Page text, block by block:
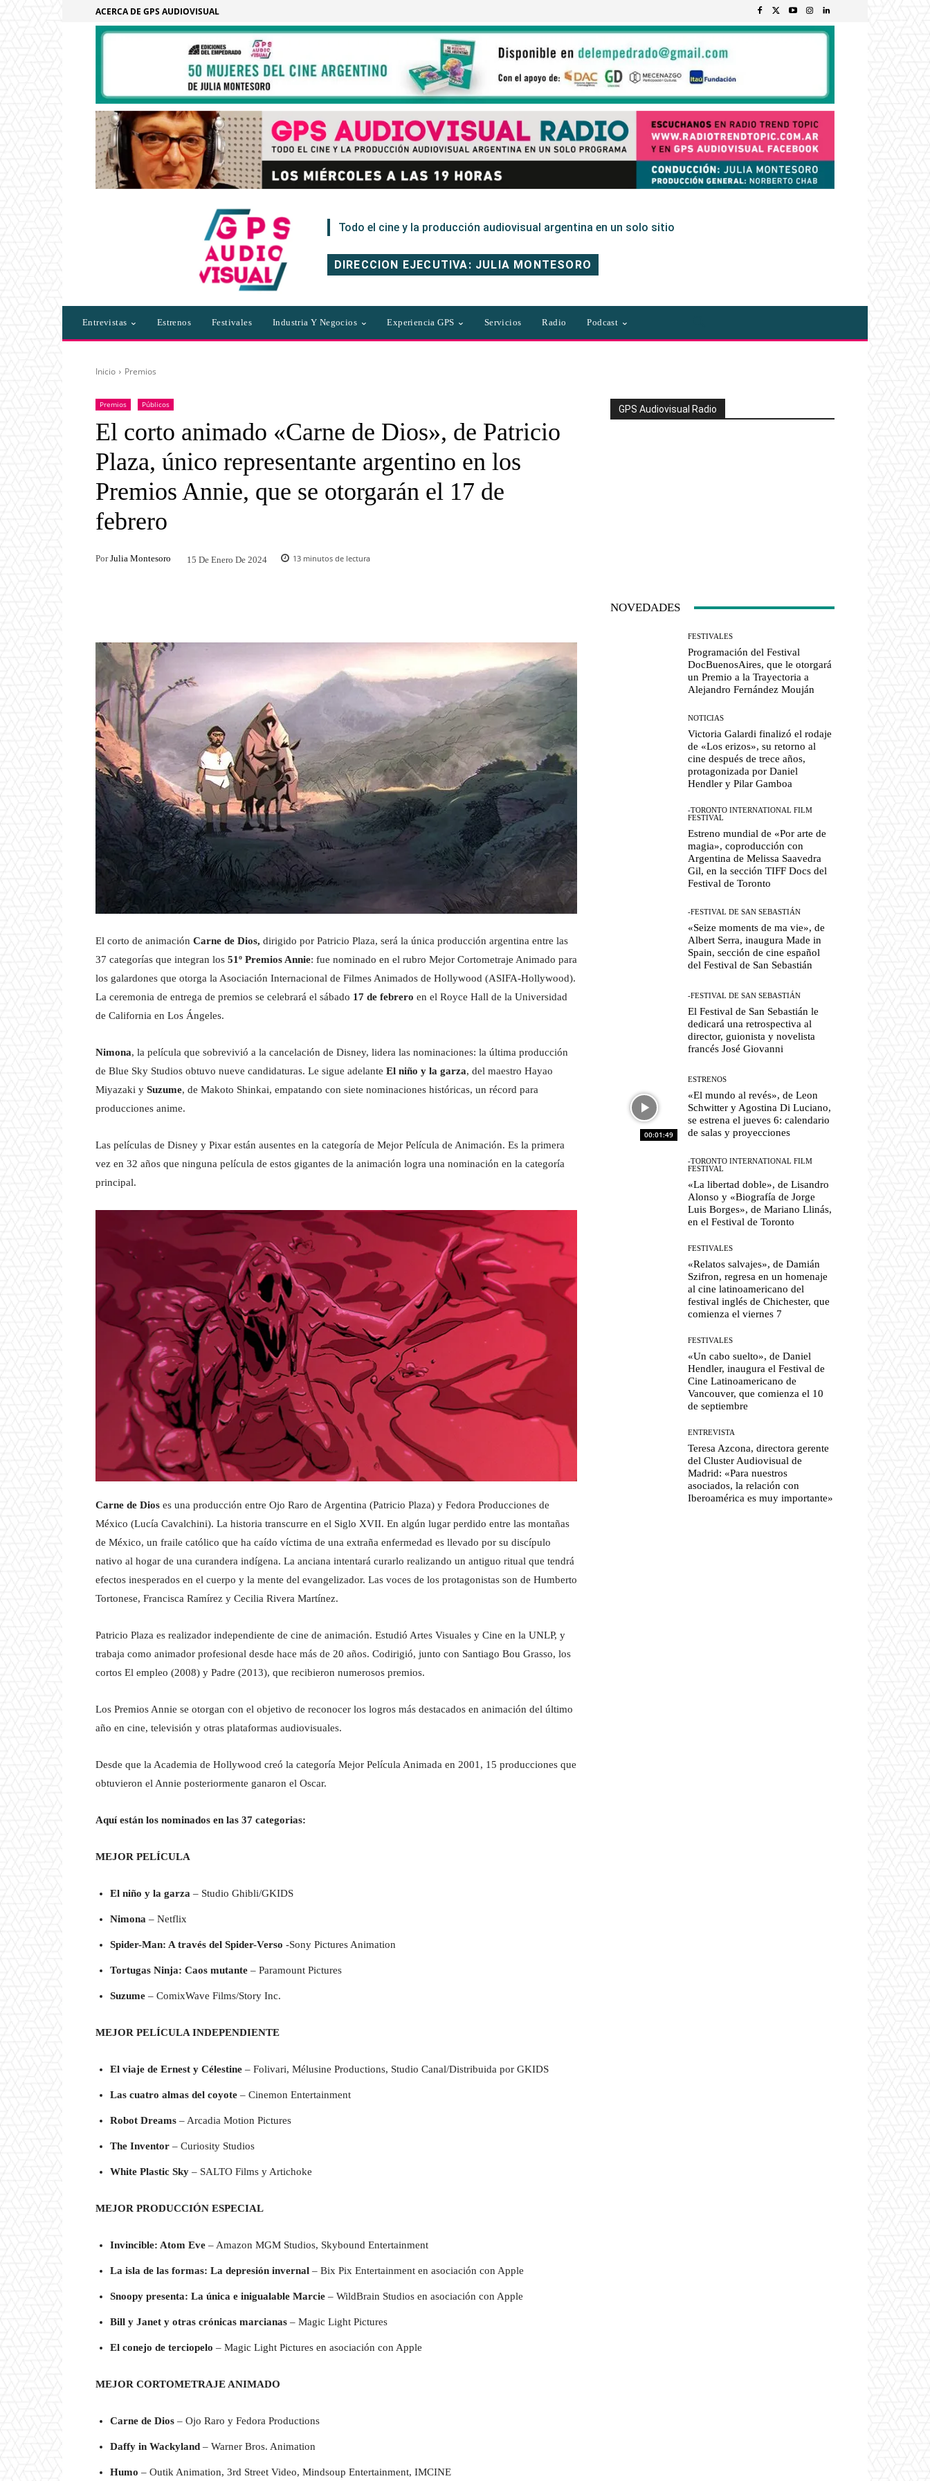
ACERCA DE GPS AUDIOVISUAL
Todo el cine y la producción audiovisual argentina en un solo sitio
DIRECCION EJECUTIVA: JULIA MONTESORO
Entrevistas Estrenos Festivales Industria Y Negocios Experiencia GPS Servicios Radio Podcast
Inicio Premios
Premios Públicos
El corto animado «Carne de Dios», de Patricio
Plaza, único representante argentino en los
Premios Annie, que se otorgarán el 17 de
febrero
Por Julia Montesoro 15 De Enero De 2024 13 minutos de lectura
El corto de animación Carne de Dios, dirigido por Patricio Plaza, será la única producción argentina entre las
37 categorías que integran los 51º Premios Annie: fue nominado en el rubro Mejor Cortometraje Animado para
los galardones que otorga la Asociación Internacional de Filmes Animados de Hollywood (ASIFA-Hollywood).
La ceremonia de entrega de premios se celebrará el sábado 17 de febrero en el Royce Hall de la Universidad
de California en Los Ángeles.
Nimona, la película que sobrevivió a la cancelación de Disney, lidera las nominaciones: la última producción
de Blue Sky Studios obtuvo nueve candidaturas. Le sigue adelante El niño y la garza, del maestro Hayao
Miyazaki y Suzume, de Makoto Shinkai, empatando con siete nominaciones históricas, un récord para
producciones anime.
Las películas de Disney y Pixar están ausentes en la categoría de Mejor Película de Animación. Es la primera
vez en 32 años que ninguna película de estos gigantes de la animación logra una nominación en la categoría
principal.
Carne de Dios es una producción entre Ojo Raro de Argentina (Patricio Plaza) y Fedora Producciones de
México (Lucía Cavalchini). La historia transcurre en el Siglo XVII. En algún lugar perdido entre las montañas
de México, un fraile católico que ha caído víctima de una extraña enfermedad es llevado por su discípulo
nativo al hogar de una curandera indígena. La anciana intentará curarlo realizando un antiguo ritual que tendrá
efectos inesperados en el cuerpo y la mente del evangelizador. Las voces de los protagonistas son de Humberto
Tortonese, Francisca Ramírez y Cecilia Rivera Martínez.
Patricio Plaza es realizador independiente de cine de animación. Estudió Artes Visuales y Cine en la UNLP, y
trabaja como animador profesional desde hace más de 20 años. Codirigió, junto con Santiago Bou Grasso, los
cortos El empleo (2008) y Padre (2013), que recibieron numerosos premios.
Los Premios Annie se otorgan con el objetivo de reconocer los logros más destacados en animación del último
año en cine, televisión y otras plataformas audiovisuales.
Desde que la Academia de Hollywood creó la categoría Mejor Película Animada en 2001, 15 producciones que
obtuvieron el Annie posteriormente ganaron el Oscar.
Aquí están los nominados en las 37 categorias:
MEJOR PELÍCULA
El niño y la garza – Studio Ghibli/GKIDS
Nimona – Netflix
Spider-Man: A través del Spider-Verso -Sony Pictures Animation
Tortugas Ninja: Caos mutante – Paramount Pictures
Suzume – ComixWave Films/Story Inc.
MEJOR PELÍCULA INDEPENDIENTE
El viaje de Ernest y Célestine – Folivari, Mélusine Productions, Studio Canal/Distribuida por GKIDS
Las cuatro almas del coyote – Cinemon Entertainment
Robot Dreams – Arcadia Motion Pictures
The Inventor – Curiosity Studios
White Plastic Sky – SALTO Films y Artichoke
MEJOR PRODUCCIÓN ESPECIAL
Invincible: Atom Eve – Amazon MGM Studios, Skybound Entertainment
La isla de las formas: La depresión invernal – Bix Pix Entertainment en asociación con Apple
Snoopy presenta: La única e inigualable Marcie – WildBrain Studios en asociación con Apple
Bill y Janet y otras crónicas marcianas – Magic Light Pictures
El conejo de terciopelo – Magic Light Pictures en asociación con Apple
MEJOR CORTOMETRAJE ANIMADO
Carne de Dios – Ojo Raro y Fedora Productions
Daffy in Wackyland – Warner Bros. Animation
Humo – Outik Animation, 3rd Street Video, Mindsoup Entertainment, IMCINE
GPS Audiovisual Radio
NOVEDADES
FESTIVALES
Programación del Festival
DocBuenosAires, que le otorgará
un Premio a la Trayectoria a
Alejandro Fernández Mouján
NOTICIAS
Victoria Galardi finalizó el rodaje
de «Los erizos», su retorno al
cine después de trece años,
protagonizada por Daniel
Hendler y Pilar Gamboa
-TORONTO INTERNATIONAL FILM
FESTIVAL
Estreno mundial de «Por arte de
magia», coproducción con
Argentina de Melissa Saavedra
Gil, en la sección TIFF Docs del
Festival de Toronto
-FESTIVAL DE SAN SEBASTIÁN
«Seize moments de ma vie», de
Albert Serra, inaugura Made in
Spain, sección de cine español
del Festival de San Sebastián
-FESTIVAL DE SAN SEBASTIÁN
El Festival de San Sebastián le
dedicará una retrospectiva al
director, guionista y novelista
francés José Giovanni
00:01:49
ESTRENOS
«El mundo al revés», de Leon
Schwitter y Agostina Di Luciano,
se estrena el jueves 6: calendario
de salas y proyecciones
-TORONTO INTERNATIONAL FILM
FESTIVAL
«La libertad doble», de Lisandro
Alonso y «Biografía de Jorge
Luis Borges», de Mariano Llinás,
en el Festival de Toronto
FESTIVALES
«Relatos salvajes», de Damián
Szifron, regresa en un homenaje
al cine latinoamericano del
festival inglés de Chichester, que
comienza el viernes 7
FESTIVALES
«Un cabo suelto», de Daniel
Hendler, inaugura el Festival de
Cine Latinoamericano de
Vancouver, que comienza el 10
de septiembre
ENTREVISTA
Teresa Azcona, directora gerente
del Cluster Audiovisual de
Madrid: «Para nuestros
asociados, la relación con
Iberoamérica es muy importante»